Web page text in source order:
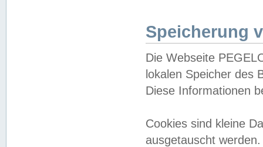
Speicherung
Die Webseite
lokalen Speicher des
Diese Informationen
Cookies sind kleine
ausgetauscht